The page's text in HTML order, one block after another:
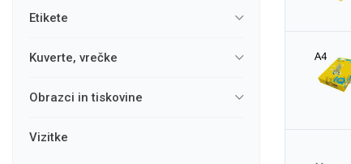
etikete
kuverte, vrečke
obrazci in tiskovine
vizitke